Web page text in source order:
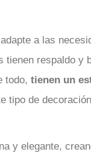
a las
respaldo y
todo, tienen un
tipo de
y elegante,